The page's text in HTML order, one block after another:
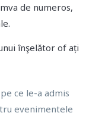
de numeros,
înşelător of ați
ce le-a admis
evenimentele